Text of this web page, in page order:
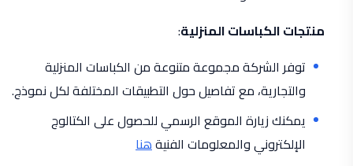
منتجات الكباسات المنزلية:
توفر الشركة مجموعة متنوعة من الكباسات المنزلية
والتجارية، مع تفاصيل حول التطبيقات المختلفة لكل نموذج.
يمكنك زيارة الموقع الرسمي للحصول على الكتالوج
الإلكتروني والمعلومات الفنيةهنا